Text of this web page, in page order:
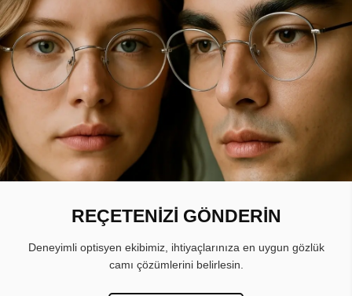
REÇETENİZİ GÖNDERİN
Deneyimli optisyen ekibimiz, ihtiyaçlarınıza en uygun gözlük
camı çözümlerini belirlesin.